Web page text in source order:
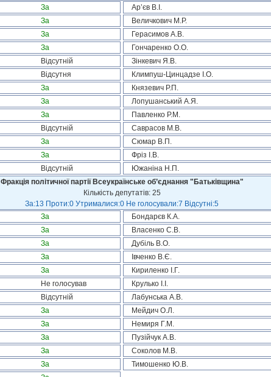
За Ар’єв В.І.
За Величкович М.Р.
За Герасимов А.В.
За Гончаренко О.О.
Відсутній Зінкевич Я.В.
Відсутня Климпуш-Цинцадзе І.О.
За Князевич Р.П.
За Лопушанський А.Я.
За Павленко Р.М.
Відсутній Саврасов М.В.
За Сюмар В.П.
За Фріз І.В.
Відсутній Южаніна Н.П.
Фракція політичної партії Всеукраїнське об’єднання "Батьківщина"
Кількість депутатів: 25
За:13 Проти:0 Утрималися:0 Не голосували:7 Відсутні:5
За Бондарєв К.А.
За Власенко С.В.
За Дубіль В.О.
За Івченко В.Є.
За Кириленко І.Г.
Не голосував Крулько І.І.
Відсутній Лабунська А.В.
За Мейдич О.Л.
За Немиря Г.М.
За Пузійчук А.В.
За Соколов М.В.
За Тимошенко Ю.В.